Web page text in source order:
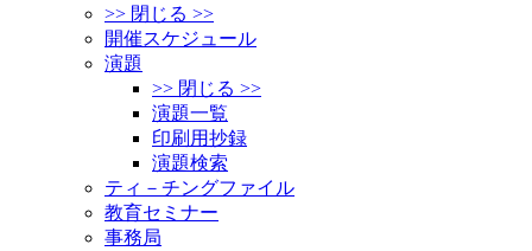
>> 閉じる >>
開催スケジュール
演題
>> 閉じる >>
演題一覧
印刷用抄録
演題検索
ティ－チングファイル
教育セミナー
事務局